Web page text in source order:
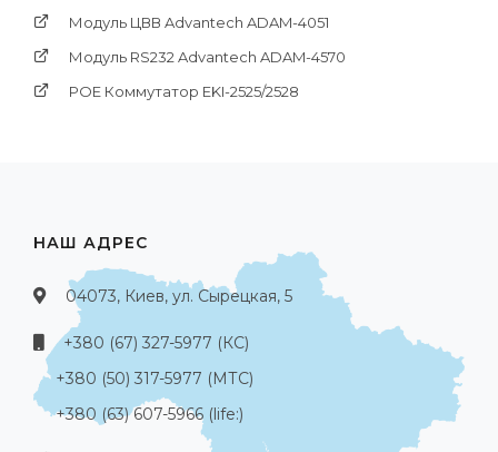
Модуль ЦВВ Advantech ADAM-4051
Модуль RS232 Advantech ADAM-4570
POE Коммутатор EKI-2525/2528
НАШ АДРЕС
04073, Киев, ул. Сырецкая, 5
+380 (67) 327-5977 (КС)
+380 (50) 317-5977 (МТС)
+380 (63) 607-5966 (life:)